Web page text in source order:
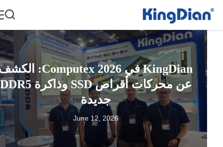
KingDian في Computex 2026: الكشف
عن محركات أقراص SSD وذاكرة DDR5
جديدة
June 12, 2026